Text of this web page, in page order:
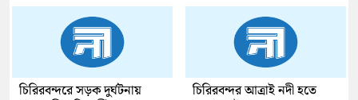
চিরিরবন্দরে সড়ক দুর্ঘটনায়
চিরিরবন্দর আত্রাই নদী হতে